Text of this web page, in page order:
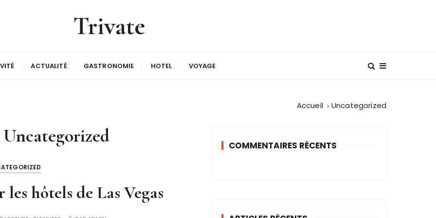
Trivate
ACTUALITÉ GASTRONOMIE HOTEL VOYAGE
Accueil Uncategorized
Uncategorized
hôtels de Las Vegas
COMMENTAIRES RÉCENTS